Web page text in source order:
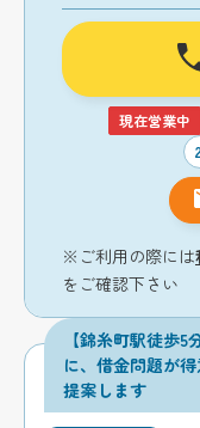
現在営業中
※ご利用の際には
をご確認下さい
【錦糸町駅徒歩
に、借金問題が
提案します